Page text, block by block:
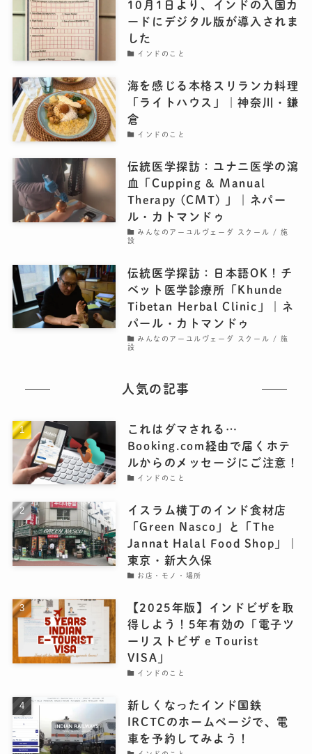
10月1日より、インドの入国カ
ードにデジタル版が導入されま
した
インドのこと
海を感じる本格スリランカ料理
「ライトハウス」｜神奈川・鎌
倉
インドのこと
伝統医学探訪：ユナニ医学の瀉
血「Cupping & Manual
Therapy (CMT) 」｜ネパー
ル・カトマンドゥ
みんなのアーユルヴェーダ スクール / 施
設
伝統医学探訪：日本語OK！チ
ベット医学診療所「Khunde
Tibetan Herbal Clinic」｜ネ
パール・カトマンドゥ
みんなのアーユルヴェーダ スクール / 施
設
人気の記事
これはダマされる…
Booking.com経由で届くホテ
ルからのメッセージにご注意！
インドのこと
イスラム横丁のインド食材店
「Green Nasco」と「The
Jannat Halal Food Shop」｜
東京・新大久保
お店・モノ・場所
【2025年版】インドビザを取
得しよう！5年有効の「電子ツ
ーリストビザ e Tourist
VISA」
インドのこと
新しくなったインド国鉄
IRCTCのホームページで、電
車を予約してみよう！